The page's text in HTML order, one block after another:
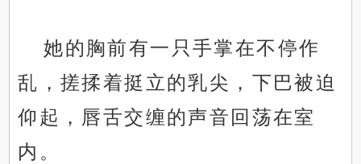
她的胸前有一只手掌在不停作
乱，搓揉着挺立的乳尖，下巴被迫
仰起，唇舌交缠的声音回荡在室
内。